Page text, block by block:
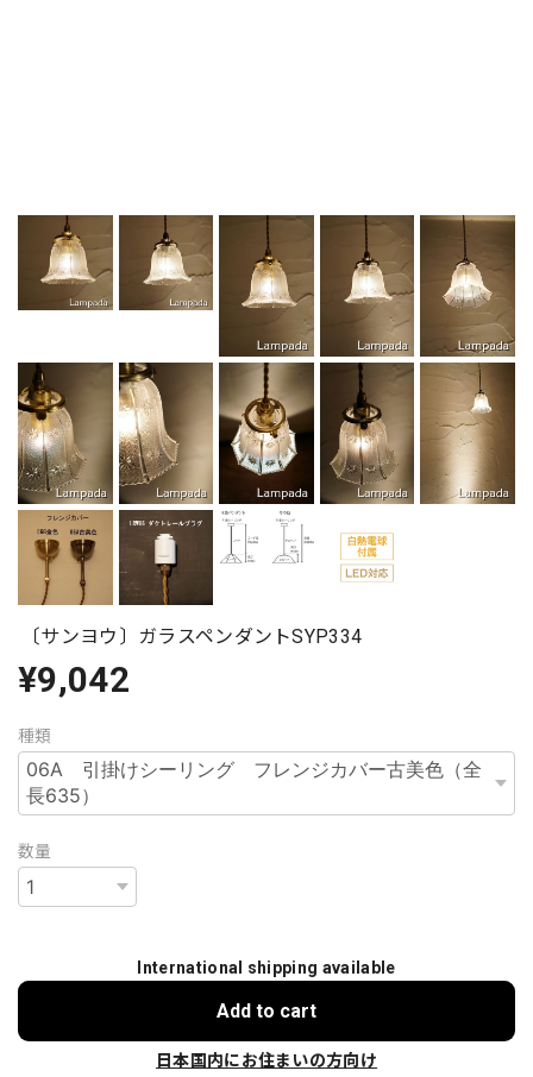
〔サンヨウ〕ガラスペンダントSYP334
¥9,042
種類
数量
International shipping available
Add to cart
日本国内にお住まいの方向け